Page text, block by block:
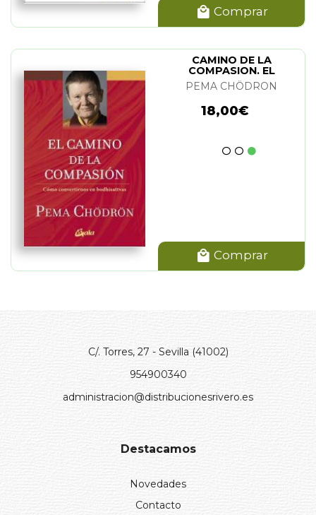
Comprar
CAMINO DE LA
COMPASION. EL
PEMA CHÖDRON
18,00€
Comprar
C/. Torres, 27 - Sevilla (41002)
954900340
administracion@distribucionesrivero.es
Destacamos
Novedades
Contacto